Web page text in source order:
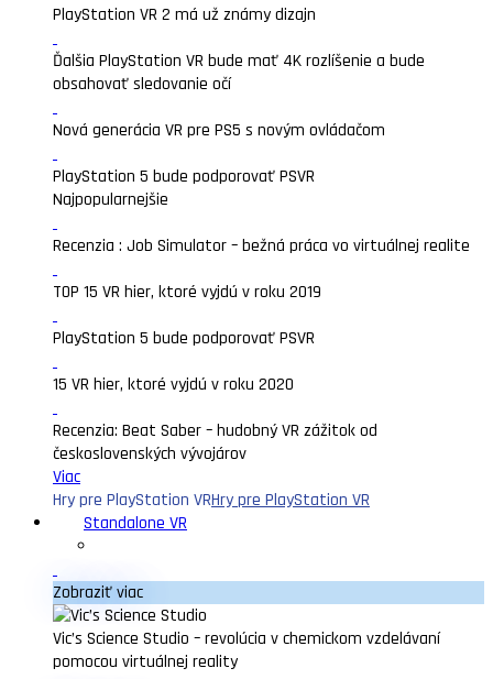
PlayStation VR 2 má už známy dizajn
Ďalšia PlayStation VR bude mať 4K rozlíšenie a bude
obsahovať sledovanie očí
Nová generácia VR pre PS5 s novým ovládačom
PlayStation 5 bude podporovať PSVR
Najpopularnejšie
Recenzia : Job Simulator – bežná práca vo virtuálnej realite
TOP 15 VR hier, ktoré vyjdú v roku 2019
PlayStation 5 bude podporovať PSVR
15 VR hier, ktoré vyjdú v roku 2020
Recenzia: Beat Saber – hudobný VR zážitok od
československých vývojárov
Viac
Hry pre PlayStation VRHry pre PlayStation VR
Standalone VR
Zobraziť viac
Vic’s Science Studio – revolúcia v chemickom vzdelávaní
pomocou virtuálnej reality